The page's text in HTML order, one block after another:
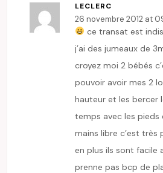
LECLERC
26 novembre 2012 at
ce transat est
j’ai des jumeaux de
croyez moi 2 bébés
pouvoir avoir mes 2
hauteur et les bercer
temps avec les pieds
mains libre c’est très
en plus ils sont facile
prenne pas bcp de